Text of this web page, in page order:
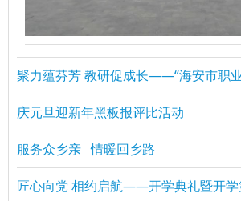
聚力蕴芬芳 教研促成长——“海安市职
庆元旦迎新年黑板报评比活动
服务众乡亲 情暖回乡路
匠心向党 相约启航——开学典礼暨开学